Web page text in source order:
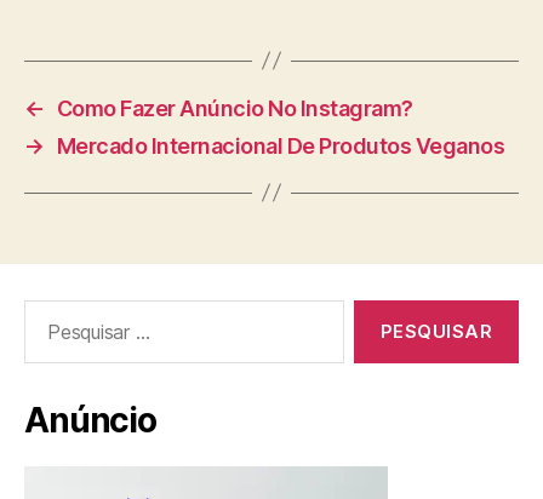
←
Como Fazer Anúncio No Instagram?
→
Mercado Internacional De Produtos Veganos
por:
Anúncio